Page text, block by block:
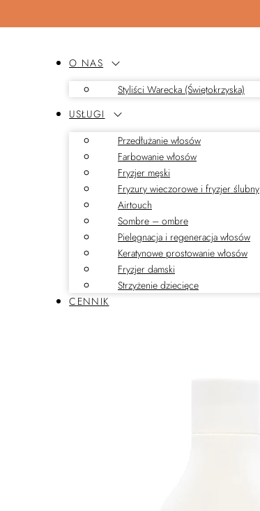
O NAS
Styliści Warecka (Świętokrzyska)
USŁUGI
Przedłużanie włosów
Farbowanie włosów
Fryzjer męski
Fryzury wieczorowe i fryzjer ślubny
Airtouch
Sombre – ombre
Pielęgnacja i regeneracja włosów
Keratynowe prostowanie włosów
Fryzjer damski
Strzyżenie dziecięce
CENNIK